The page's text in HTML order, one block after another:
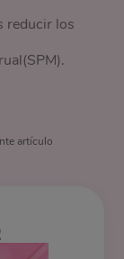
reducir los
artículo